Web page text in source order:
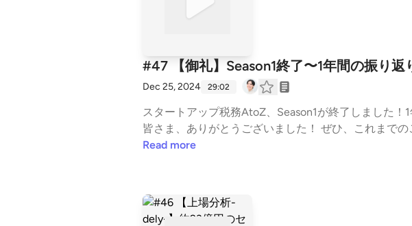
#47 【御礼】Season1終了〜1年間の振り返
Dec 25, 2024 29:02
スタートアップ税務AtoZ、Season1が終了しました
皆さま、ありがとうございました！ ぜひ、これまでのご感想や、Season2に向けたご意見などXやお便りフォームよりいただけま
したら幸いです。 ▼パーソナリティ ・⁠⁠⁠⁠⁠畠山謙人⁠⁠⁠⁠⁠（税理士・公認会計士） ⁠https://x.com/kandmybike⁠ ・⁠⁠⁠⁠⁠稲荷田和也⁠⁠⁠⁠⁠（StartPod
税理士・公認会計士であり、『NFTの会計税務』著者
スに関する素朴な疑問に答えることで、スタートア
Read more